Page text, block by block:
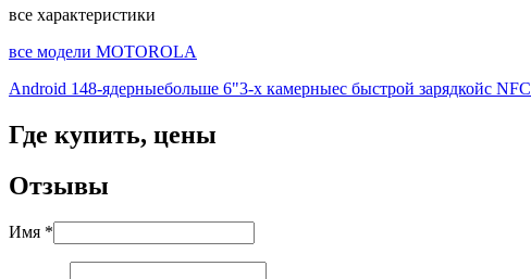
все характеристики
все модели MOTOROLA
Android 148-ядерныебольше 6"3-х камерныес быстрой зарядкойс NFC
Где купить, цены
Отзывы
Имя *